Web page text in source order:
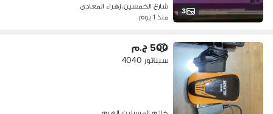
3
شارع الخمسين، زهراء المعادى
منذ 1 يوم
500 ج.م
سيناتور 4040